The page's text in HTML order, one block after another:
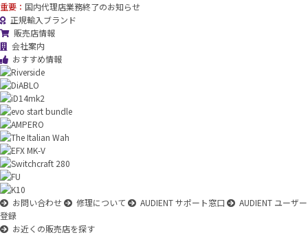
重要： 国内代理店業務終了のお知らせ
正規輸入ブランド
販売店情報
会社案内
おすすめ情報
お問い合わせ 修理について AUDIENT サポート窓口
AUDIENT ユーザー
登録
お近くの販売店を探す